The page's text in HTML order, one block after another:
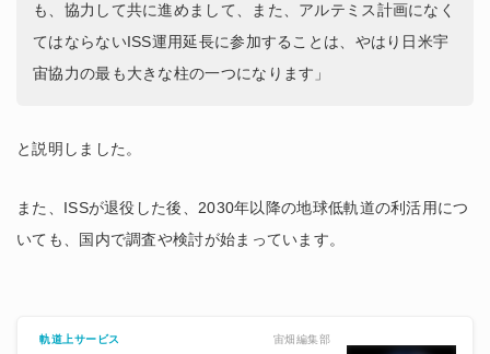
も、協力して共に進めまして、また、アルテミス計画になく
てはならないISS運用延長に参加することは、やはり日米宇
宙協力の最も大きな柱の一つになります」
と説明しました。
また、ISSが退役した後、2030年以降の地球低軌道の利活用につ
いても、国内で調査や検討が始まっています。
軌道上サービス 宙畑編集部